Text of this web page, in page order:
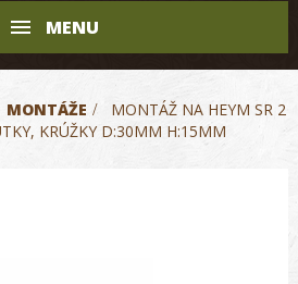
MENU
MONTÁŽE >
MONTÁŽ NA HEYM SR 2
KRÚŽKY D:30MM H:15MM